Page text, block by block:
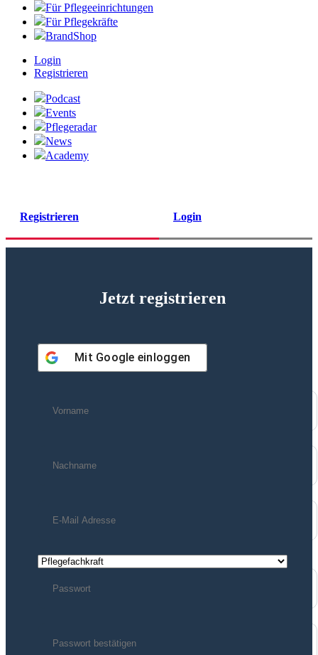
Für Pflegeeinrichtungen
Für Pflegekräfte
BrandShop
Login
Registrieren
Podcast
Events
Pflegeradar
News
Academy
Registrieren Login
Jetzt registrieren
Mit Google einloggen